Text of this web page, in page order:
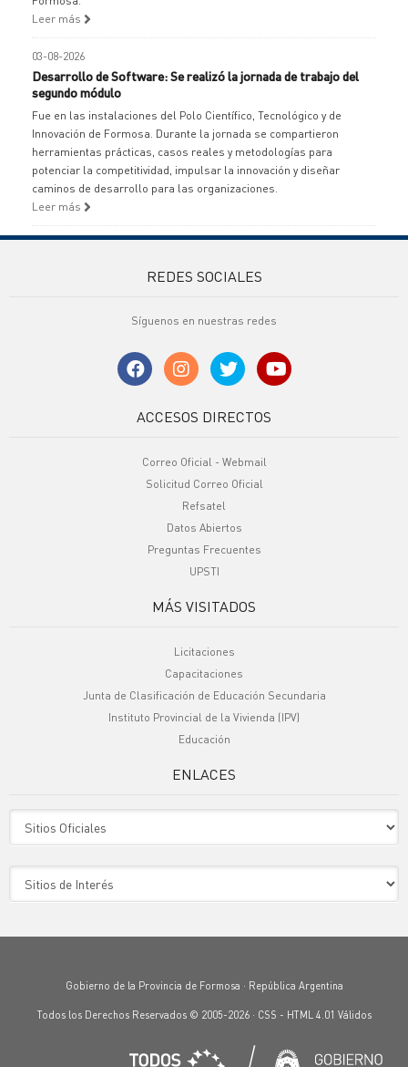
Leer más
03-08-2026
Desarrollo de Software: Se realizó la jornada de trabajo del
segundo módulo
Fue en las instalaciones del Polo Científico, Tecnológico y de
Innovación de Formosa. Durante la jornada se compartieron
herramientas prácticas, casos reales y metodologías para
potenciar la competitividad, impulsar la innovación y diseñar
caminos de desarrollo para las organizaciones.
Leer más
REDES SOCIALES
Síguenos en nuestras redes
ACCESOS DIRECTOS
Correo Oficial - Webmail
Solicitud Correo Oficial
Refsatel
Datos Abiertos
Preguntas Frecuentes
UPSTI
MÁS VISITADOS
Licitaciones
Capacitaciones
Junta de Clasificación de Educación Secundaria
Instituto Provincial de la Vivienda (IPV)
Educación
ENLACES
Gobierno de la Provincia de Formosa · República Argentina
Todos los Derechos Reservados © 2005-2026 · CSS - HTML 4.01 Válidos